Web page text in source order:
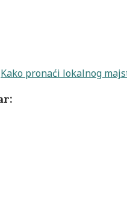
Kako pronaći lokalnog